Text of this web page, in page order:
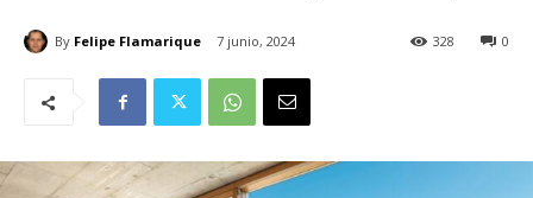
By Felipe Flamarique 7 junio, 2024 0
328